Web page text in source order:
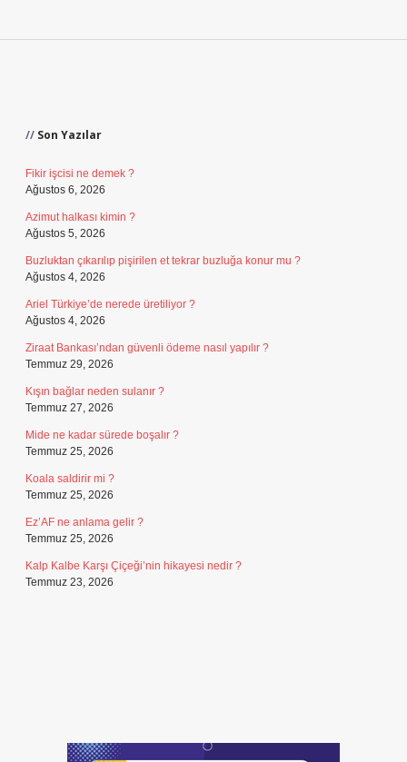
Son Yazılar
Fikir işcisi ne demek ?
Ağustos 6, 2026
Azimut halkası kimin ?
Ağustos 5, 2026
Buzluktan çıkarılıp pişirilen et tekrar buzluğa konur mu ?
Ağustos 4, 2026
Ariel Türkiye’de nerede üretiliyor ?
Ağustos 4, 2026
Ziraat Bankası’ndan güvenli ödeme nasıl yapılır ?
Temmuz 29, 2026
Kışın bağlar neden sulanır ?
Temmuz 27, 2026
Mide ne kadar sürede boşalır ?
Temmuz 25, 2026
Koala saldirir mi ?
Temmuz 25, 2026
Ez’AF ne anlama gelir ?
Temmuz 25, 2026
Kalp Kalbe Karşı Çiçeği’nin hikayesi nedir ?
Temmuz 23, 2026